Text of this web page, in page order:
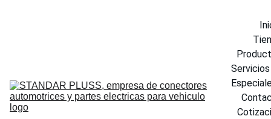
Servicios